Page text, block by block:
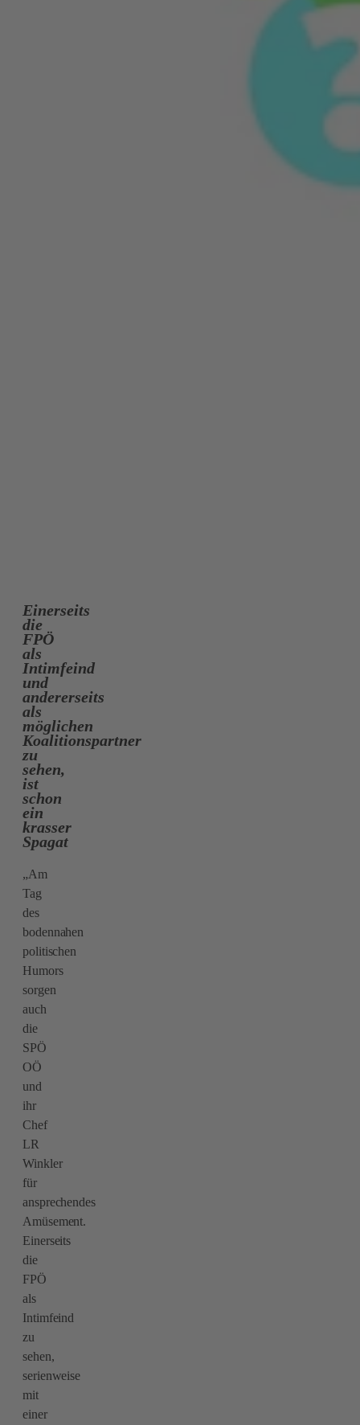
Einerseits
die
FPÖ
als
Intimfeind
und
andererseits
als
möglichen
Koalitionspartner
zu
sehen,
ist
schon
ein
krasser
Spagat
„Am
Tag
des
bodennahen
politischen
Humors
sorgen
auch
die
SPÖ
OÖ
und
ihr
Chef
LR
Winkler
für
ansprechendes
Amüsement.
Einerseits
die
FPÖ
als
Intimfeind
zu
sehen,
serienweise
mit
einer